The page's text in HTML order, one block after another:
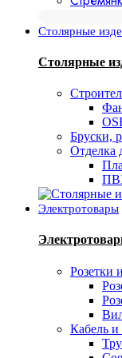
Столярные
Столярные
Бруски,
Отделка
Электротовары
Розетки
Кабель